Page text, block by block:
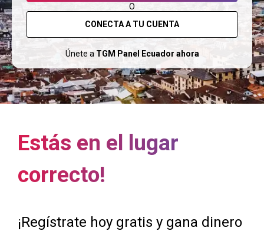
O
CONECTA A TU CUENTA
Únete a TGM Panel Ecuador ahora
Estás en el lugar
correcto!
¡Regístrate hoy gratis y gana dinero